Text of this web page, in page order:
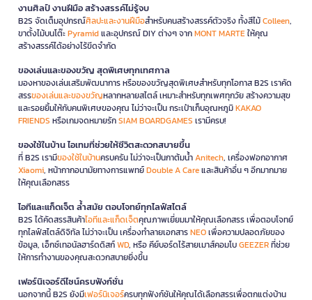
งานศิลป์ งานฝีมือ สร้างสรรค์ไม่รู้จบ
B2S จัดเต็มอุปกรณ์ศิลปะและงานฝีมือสำหรับคนสร้างสรรค์ตัวจริง ทั้งสีไม้Colleen,
ขาตั้งไม้บนโต๊ะPyramidและอุปกรณ์ DIY ต่างๆ จากMONT MARTEให้คุณ
สร้างสรรค์ได้อย่างไร้ขีดจำกัด
ของเล่นและของขวัญ สุดพิเศษทุกเทศกาล
มองหาของเล่นเสริมพัฒนาการ หรือของขวัญสุดพิเศษสำหรับทุกโอกาส B2S เราคัด
สรรของเล่นและของขวัญหลากหลายสไตล์ เหมาะสำหรับทุกเพศทุกวัย สร้างความสุข
และรอยยิ้มให้กับคนพิเศษของคุณ ไม่ว่าจะเป็น กระเป๋าเก็บอุณหภูมิKAKAO
FRIENDS หรือเกมจดหมายรักSIAM BOARDGAMES เรามีครบ!
ของใช้ในบ้าน ไอเทมที่ช่วยให้ชีวิตสะดวกสบายขึ้น
ที่ B2S เรามีของใช้ในบ้านครบครัน ไม่ว่าจะเป็นกาต้มน้ำAnitech, เครื่องฟอกอากาศ
Xiaomi, หน้ากากอนามัยทางการแพทย์Double A Careและสินค้าอื่น ๆ อีกมากมาย
ให้คุณเลือกสรร
ไอทีและแก็ดเจ็ต ล้ำสมัย ตอบโจทย์ทุกไลฟ์สไตล์
B2S ได้คัดสรรสินค้าไอทีและแก็ดเจ็ตคุณภาพเยี่ยมมาให้คุณเลือกสรร เพื่อตอบโจทย์
ทุกไลฟ์สไตล์ดิจิทัล ไม่ว่าจะเป็น เครื่องทำลายเอกสารNEOเพื่อความปลอดภัยของ
ข้อมูล, เอ็กซ์เทอนัลฮาร์ดดิสก์WD, หรือ คีย์บอร์ดไร้สายเมาส์คอมโบGEEZERที่ช่วย
ให้การทำงานของคุณสะดวกสบายยิ่งขึ้น
เฟอร์นิเจอร์ดีไซน์ครบฟังก์ชั่น
นอกจากนี้ B2S ยังมีเฟอร์นิเจอร์ครบทุกฟังก์ชันให้คุณได้เลือกสรรเพื่อตกแต่งบ้าน